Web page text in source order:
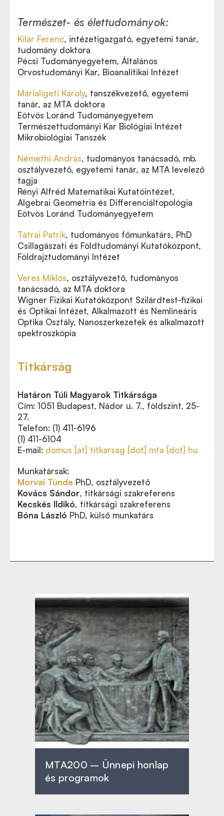
Természet- és élettudományok:
Kilár Ferenc, intézetigazgató, egyetemi tanár,
tudomány doktora
Pécsi Tudományegyetem, Általános
Orvostudományi Kar, Bioanalitikai Intézet
Márialigeti Károly, tanszékvezető, egyetemi
tanár, az MTA doktora
Eötvös Loránd Tudományegyetem
Természettudományi Kar Biológiai Intézet
Mikrobiológiai Tanszék
Némethi András, tudományos tanácsadó, mb.
osztályvezető, egyetemi tanár, az MTA levelező
tagja
Rényi Alfréd Matematikai Kutatóintézet,
Algebrai Geometria és Differenciáltopológia
Eötvös Loránd Tudományegyetem
Tátrai Patrik, tudományos főmunkatárs, PhD
Csillagászati és Földtudományi Kutatóközpont,
Földrajztudományi Intézet
Veres Miklós, osztályvezető, tudományos
tanácsadó, az MTA doktora
Wigner Fizikai Kutatóközpont Szilárdtest-fizikai
és Optikai Intézet, Alkalmazott és Nemlineáris
Optika Osztály, Nanoszerkezetek és alkalmazott
spektroszkópia
Titkárság
Határon Túli Magyarok Titkársága
Cím: 1051 Budapest, Nádor u. 7., földszint, 25-
27.
Telefon: (1) 411-6196
(1) 411-6104
E-mail: domus [at] titkarsag [dot] mta [dot] hu
Munkatársak:
Morvai Tünde PhD, osztályvezető
Kovács Sándor, titkársági szakreferens
Kecskés Ildikó, titkársági szakreferens
Bóna László PhD, külső munkatárs
MTA200 – Ünnepi honlap
és programok